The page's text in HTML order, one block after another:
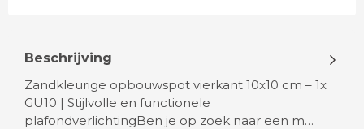
Beschrijving
Zandkleurige opbouwspot vierkant 10x10 cm – 1x
GU10 | Stijlvolle en functionele
plafondverlichtingBen je op zoek naar een m…